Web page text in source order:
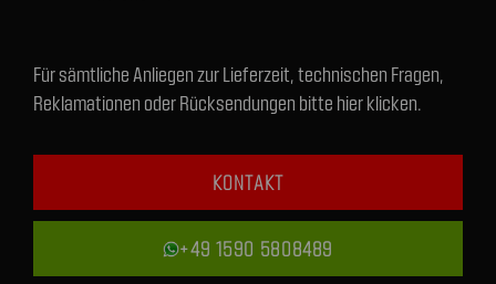
Für sämtliche Anliegen zur Lieferzeit, technischen Fragen,
Reklamationen oder Rücksendungen bitte hier klicken.
KONTAKT
+49 1590 5808489